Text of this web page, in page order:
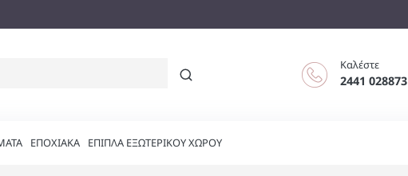
Καλέστε
2441 028873
ΕΠΟΧΙΑΚΑ ΕΠΙΠΛΑ ΕΞΩΤΕΡΙΚΟΥ ΧΩΡΟΥ